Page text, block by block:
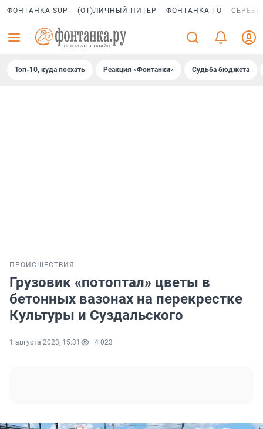
ФОНТАНКА SUP (ОТ)ЛИЧНЫЙ ПИТЕР ФОНТАНКА ГО
Топ-10, куда поехать Реакция «Фонтанки» Судьба бюджета
ПРОИСШЕСТВИЯ
Грузовик «потоптал» цветы в
бетонных вазонах на перекрестке
Культуры и Суздальского
1 августа 2023, 15:31 4 023